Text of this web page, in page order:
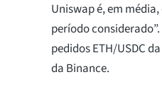
Uniswap é, em
período
pedidos ETH/USDC
da Binance.